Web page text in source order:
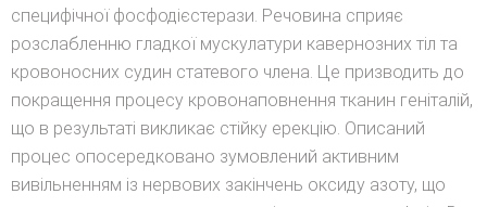
специфічної фосфодієстерази. Речовина сприяє
розслабленню гладкої мускулатури кавернозних тіл та
кровоносних судин статевого члена. Це призводить до
покращення процесу кровонаповнення тканин геніталій,
що в результаті викликає стійку ерекцію. Описаний
процес опосередковано зумовлений активним
вивільненням із нервових закінчень оксиду азоту, що